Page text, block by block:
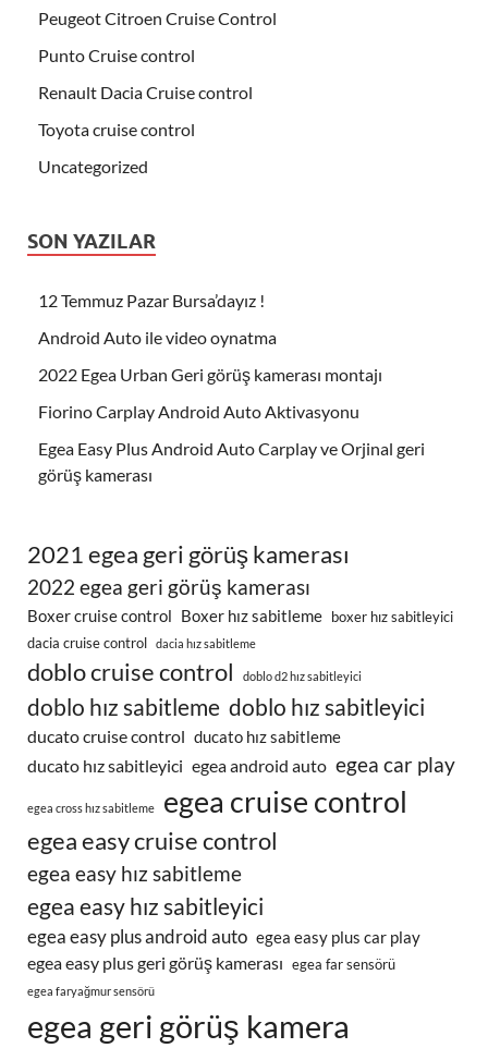
Peugeot Citroen Cruise Control
Punto Cruise control
Renault Dacia Cruise control
Toyota cruise control
Uncategorized
SON YAZILAR
12 Temmuz Pazar Bursa’dayız !
Android Auto ile video oynatma
2022 Egea Urban Geri görüş kamerası montajı
Fiorino Carplay Android Auto Aktivasyonu
Egea Easy Plus Android Auto Carplay ve Orjinal geri
görüş kamerası
2021 egea geri görüş kamerası
2022 egea geri görüş kamerası
Boxer cruise control Boxer hız sabitleme boxer hız sabitleyici
dacia cruise control
dacia hız sabitleme
doblo cruise control doblo d2 hız sabitleyici
doblo hız sabitleme doblo hız sabitleyici
ducato cruise control ducato hız sabitleme
ducato hız sabitleyici egea android auto egea car play
egea cross hız sabitleme egea cruise control
egea easy cruise control
egea easy hız sabitleme
egea easy hız sabitleyici
egea easy plus android auto egea easy plus car play
egea easy plus geri görüş kamerası egea far sensörü
egea faryağmur sensörü
egea geri görüş kamera